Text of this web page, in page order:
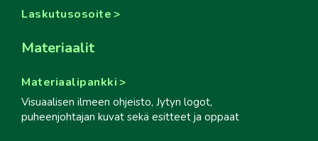
Laskutusosoite
Materiaalit
Materiaalipankki
Visuaalisen ilmeen ohjeisto, Jytyn logot,
puheenjohtajan kuvat sekä esitteet ja oppaat